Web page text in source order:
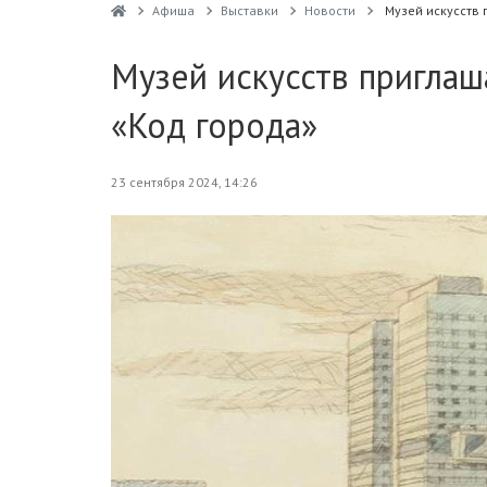
Афиша Выставки Новости Музей
Музей искусств
«Код города»
23 сентября 2024, 14:26